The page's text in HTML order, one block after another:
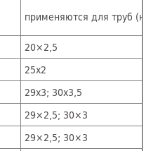
применяются для труб
20×2,5
25х2
29x3; 30x3,5
29×2,5; 30×3
29×2,5; 30×3